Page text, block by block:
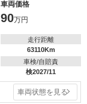
車両価格
90万円
走行距離
63110Km
車検/自賠責
検2027/11
車両状態を見る